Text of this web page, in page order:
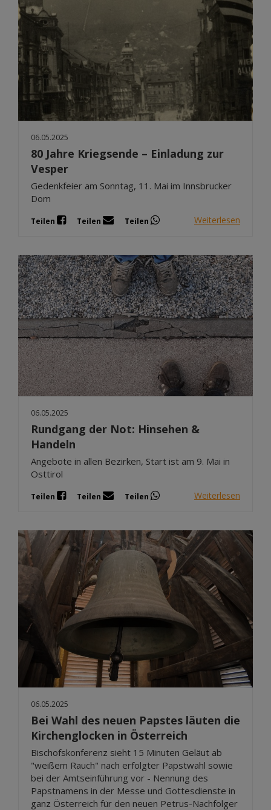
06.05.2025
80 Jahre Kriegsende – Einladung zur
Vesper
Gedenkfeier am Sonntag, 11. Mai im Innsbrucker
Dom
Teilen Teilen Teilen Weiterlesen
06.05.2025
Rundgang der Not: Hinsehen &
Handeln
Angebote in allen Bezirken, Start ist am 9. Mai in
Osttirol
Teilen Teilen Teilen Weiterlesen
06.05.2025
Bei Wahl des neuen Papstes läuten die
Kirchenglocken in Österreich
Bischofskonferenz sieht 15 Minuten Geläut ab
"weißem Rauch" nach erfolgter Papstwahl sowie
bei der Amtseinführung vor - Nennung des
Papstnamens in der Messe und Gottesdienste in
ganz Österreich für den neuen Petrus-Nachfolger